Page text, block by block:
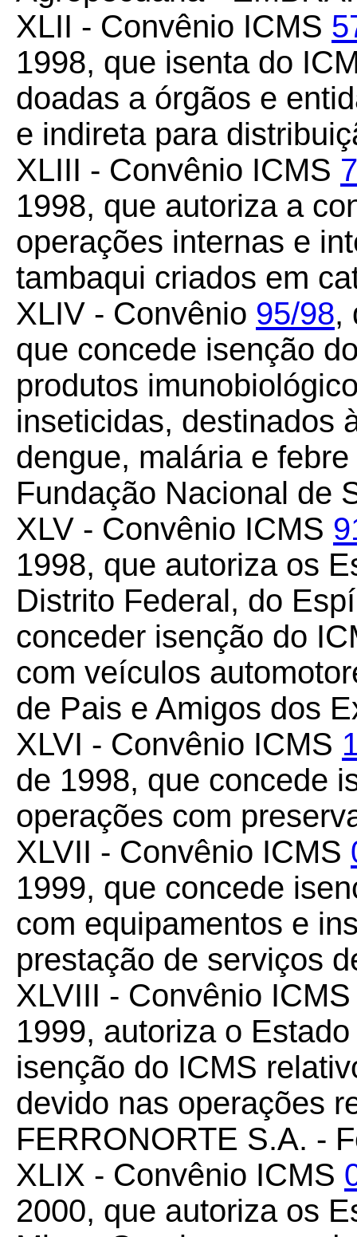
XLII - Convênio ICMS
1998, que isenta do
doadas a órgãos e
e indireta para
XLIII - Convênio ICMS
1998, que autoriza a
operações internas e
tambaqui criados em
XLIV - Convênio 95/98,
que concede isenção
produtos
inseticidas, destinados
dengue, malária e
Fundação Nacional de
XLV - Convênio ICMS
1998, que autoriza os
Distrito Federal, do
conceder isenção do
com veículos
de Pais e Amigos dos
XLVI - Convênio ICMS
de 1998, que concede
operações com
XLVII - Convênio ICMS
1999, que concede
com equipamentos e
prestação de serviços
XLVIII - Convênio
1999, autoriza o
isenção do ICMS
devido nas operações
FERRONORTE S.A. -
XLIX - Convênio ICMS
2000, que autoriza os